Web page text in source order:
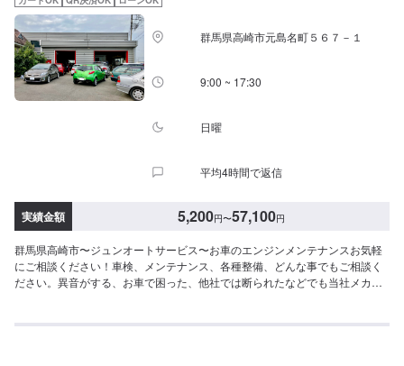
の空いているスペースに駐車してください。受付はスタッフへ「メンテモで
予約しました」とお伝えください。ご案内いたします。【定休日・営業時
間】定休日：月曜日営業時間：9:00~19:00※日曜日のみ9:00~18:00
群馬県高崎市元島名町５６７－１
9:00 ~ 17:30
日曜
平均4時間で返信
実績金額 5,200円〜57,100円
群馬県高崎市〜ジュンオートサービス〜お車のエンジンメンテナンスお気軽
にご相談ください！車検、メンテナンス、各種整備、どんな事でもご相談く
ださい。異音がする、お車で困った、他社では断られたなどでも当社メカニ
ス！✅お客様に応じた提案！✅コンピュータ診断機完備！まずはお気軽にご相